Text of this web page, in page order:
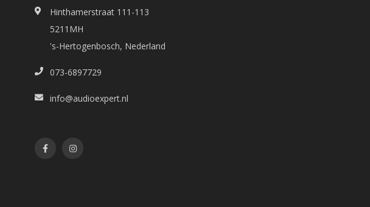
Hinthamerstraat 111-113
5211MH
's-Hertogenbosch, Nederland
073-6897729
info@audioexpert.nl